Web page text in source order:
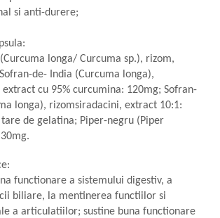
si anti-durere;
longa/ Curcuma sp.), rizom,
de- India (Curcuma longa),
cu 95% curcumina: 120mg; Sofran-
longa), rizomsiradacini, extract 10:1:
de gelatina; Piper-negru (Piper
functionare a sistemului digestiv, a
biliare, la mentinerea functiilor si
a articulatiilor; sustine buna functionare